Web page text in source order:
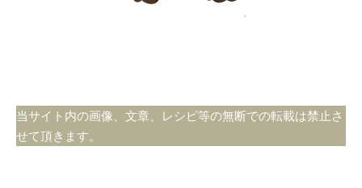
当サイト内の画像、文章、レシピ等の無断での転載は禁止さ
せて頂きます。